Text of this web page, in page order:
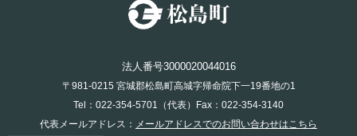
法人番号3000020044016
〒981-0215 宮城郡松島町高城字帰命院下一19番地の1
Tel：022-354-5701（代表）Fax：022-354-3140
代表メールアドレス： メールアドレスでのお問い合わせはこちら